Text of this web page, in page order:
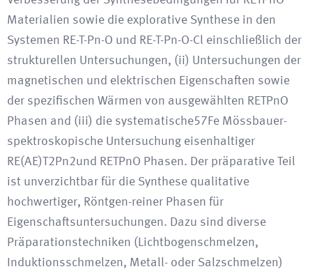
Materialien sowie die explorative Synthese in den
Systemen RE-T-Pn-O und RE-T-Pn-O-Cl einschließlich der
strukturellen Untersuchungen, (ii) Untersuchungen der
magnetischen und elektrischen Eigenschaften sowie
der spezifischen Wärmen von ausgewählten RETPnO
Phasen and (iii) die systematische57Fe Mössbauer-
spektroskopische Untersuchung eisenhaltiger
RE(AE)T2Pn2und RETPnO Phasen. Der präparative Teil
ist unverzichtbar für die Synthese qualitative
hochwertiger, Röntgen-reiner Phasen für
Eigenschaftsuntersuchungen. Dazu sind diverse
Präparationstechniken (Lichtbogenschmelzen,
Induktionsschmelzen, Metall- oder Salzschmelzen)